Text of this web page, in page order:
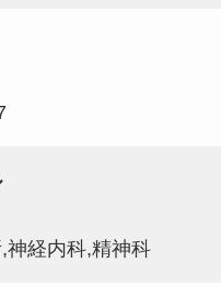
神経内科,精神科